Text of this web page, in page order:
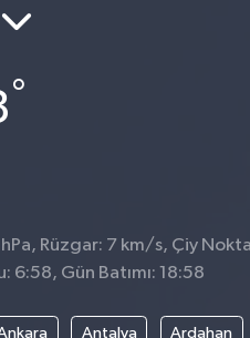
°
hPa, Rüzgar: 7 km/s, Çiy
6:58, Gün Batımı: 18:58
Antalya Ardahan